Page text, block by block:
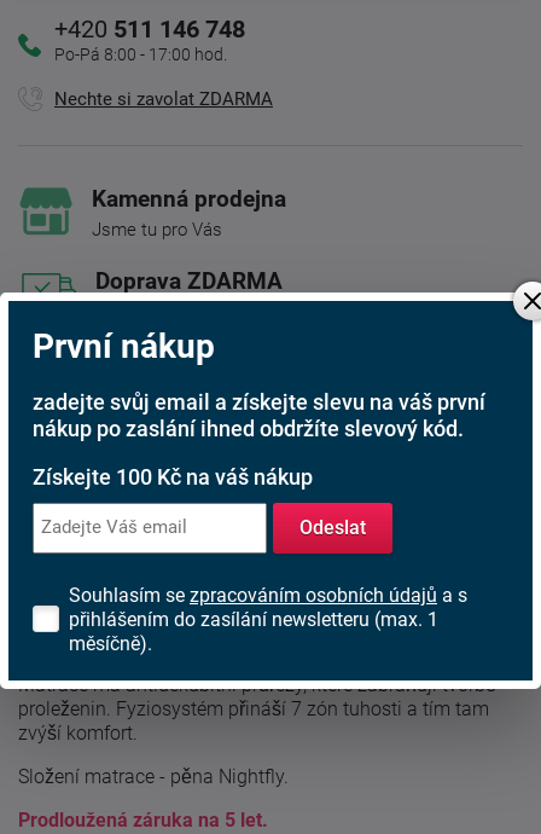
+420 511 146 748
Po-Pá 8:00 - 17:00 hod.
Nechte si zavolat ZDARMA
Kamenná prodejna
Jsme tu pro Vás
Doprava ZDARMA
Rádi poradíme s výběrem
Najděte vhodnou matraci
Rodinná firma
S tradicí od roku 1991
MatraceNightfly magic
v kombinaci s potahem s výtažky
s mořských řas přinese do Vaší ložnice maximální komfort.
Matrace má antidekubitní průřezy, které zabraňují tvorbě
proleženin. Fyziosystém přináší 7 zón tuhosti a tím tam
zvýší komfort.
Složení matrace - pěna Nightfly.
Prodloužená záruka na 5 let.
První nákup
zadejte svůj email a získejte slevu na váš první
nákup po zaslání ihned obdržíte slevový kód.
Získejte 100 Kč na váš nákup
Odeslat
Souhlasím se zpracováním osobních údajů a s
přihlášením do zasílání newsletteru (max. 1
měsíčně).